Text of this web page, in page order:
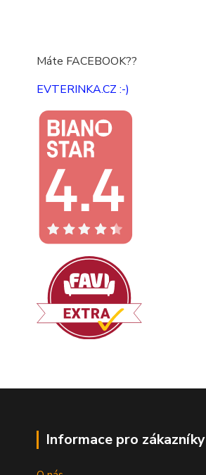
Máte FACEBOOK??
EVTERINKA.CZ :-)
Informace pro zákazníky